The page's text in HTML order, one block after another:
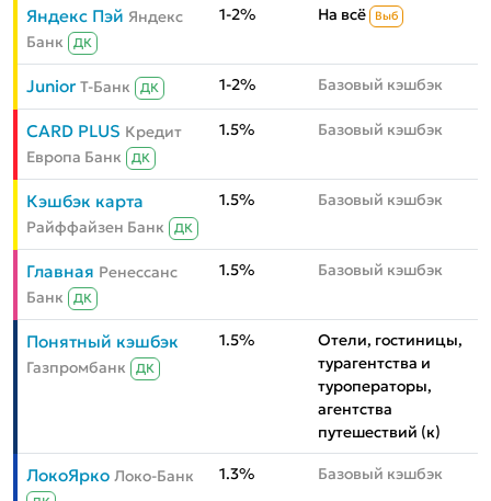
Яндекс Пэй Яндекс
Банк
ДК
1-2% На всё Выб
Junior Т-Банк ДК 1-2% Базовый кэшбэк
CARD PLUS Кредит
Европа Банк
ДК
1.5% Базовый кэшбэк
Кэшбэк карта
Райффайзен Банк ДК
1.5% Базовый кэшбэк
Главная Ренессанс
Банк
ДК
1.5% Базовый кэшбэк
Понятный кэшбэк
Газпромбанк ДК
1.5%
Отели, гостиницы,
турагентства и
туроператоры,
агентства
путешествий (к)
ЛокоЯрко Локо-Банк 1.3% Базовый кэшбэк